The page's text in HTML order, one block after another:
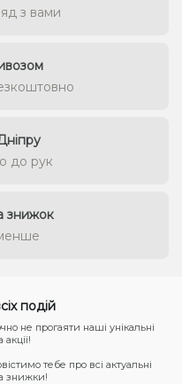
з вами
до рук
знижок
подій
не прогаяти наші унікальні
акції!
тебе про всі актуальні
знижки!